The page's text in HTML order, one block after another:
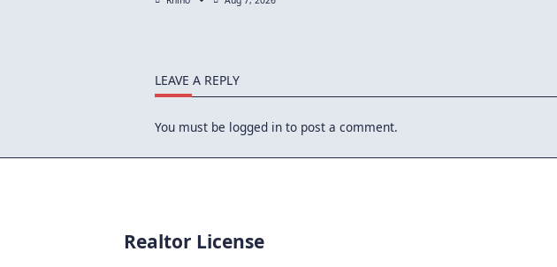
LEAVE A REPLY
You must be logged in to post a comment.
Realtor License